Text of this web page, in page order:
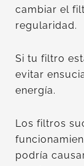
cambiar el
regularidad.
Si tu filtro
evitar
energía.
Los filtros
podría